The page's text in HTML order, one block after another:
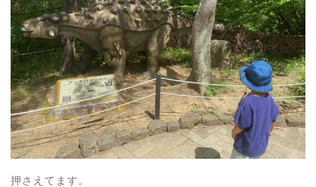
押さえてます。